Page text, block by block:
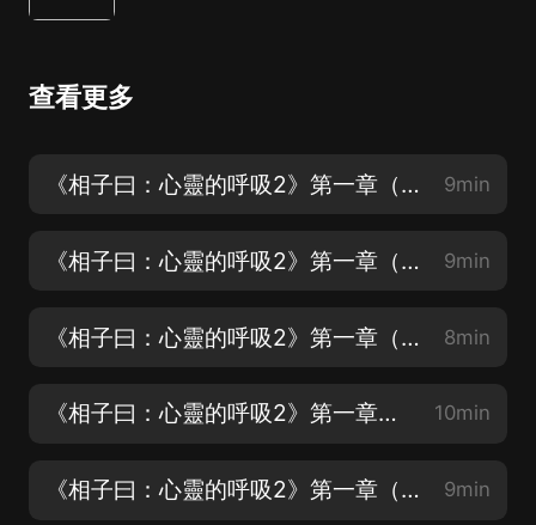
查看更多
《相子曰：心靈的呼吸2》第一章（1） 9min
《相子曰：心靈的呼吸2》第一章（2） 9min
《相子曰：心靈的呼吸2》第一章（3） 8min
《相子曰：心靈的呼吸2》第一章（4） 10min
《相子曰：心靈的呼吸2》第一章（5） 9min